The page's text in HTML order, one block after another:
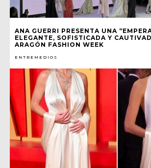
ANA GUERRI PRESENTA UNA
ELEGANTE, SOFISTICADA Y
ARAGÓN FASHION WEEK
ENTREMEDIOS